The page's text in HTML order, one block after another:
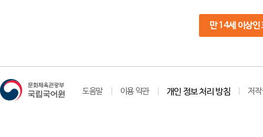
만 14세 이상인
도움말 이용 약관 개인 정보 처리 방침 저